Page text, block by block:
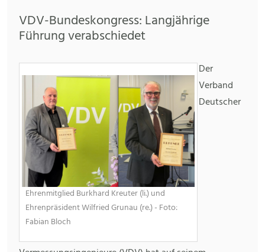
VDV-Bundeskongress: Langjährige
Führung verabschiedet
Ehrenmitglied Burkhard Kreuter (li.) und
Ehrenpräsident Wilfried Grunau (re.) - Foto:
Fabian Bloch
Der
Verband
Deutscher